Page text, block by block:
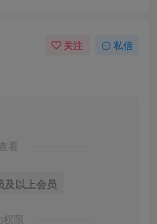
关注 私信
看
及以上会员
限